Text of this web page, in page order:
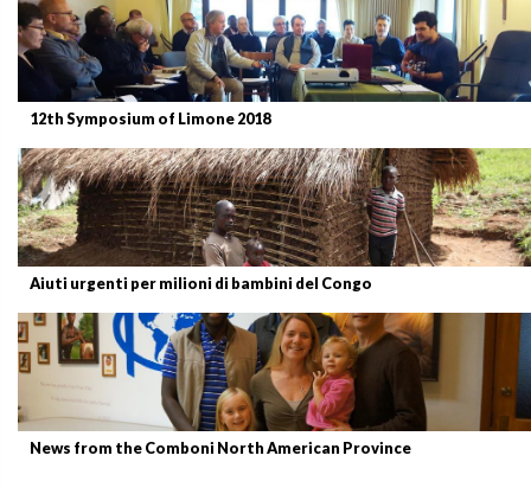
12th Symposium of Limone 2018
Aiuti urgenti per milioni di bambini del Congo
News from the Comboni North American Province